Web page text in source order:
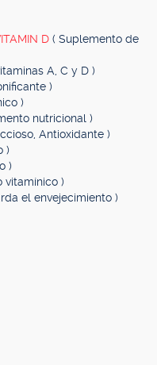
D ( Suplemento de
A, C y D )
)
)
nutricional )
Antioxidante )
)
)
vitamínico )
el envejecimiento )